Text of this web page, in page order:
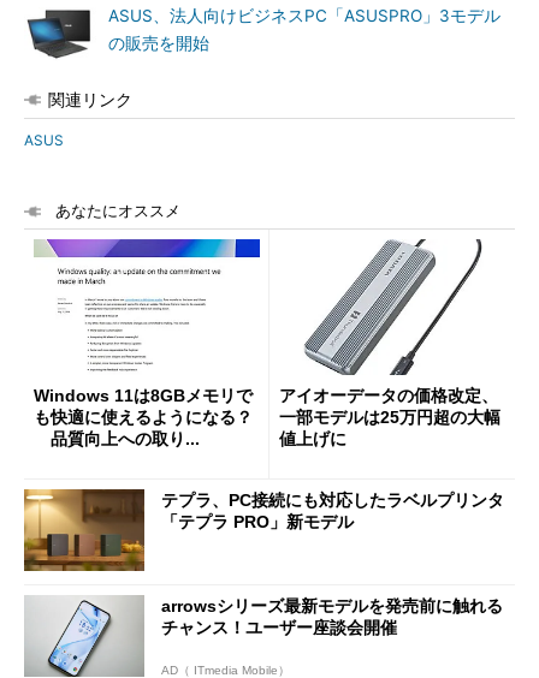
ASUS、法人向けビジネスPC「ASUSPRO」3モデル
の販売を開始
関連リンク
ASUS
あなたにオススメ
Windows 11は8GBメモリで
も快適に使えるようになる？
品質向上への取り...
アイオーデータの価格改定、
一部モデルは25万円超の大幅
値上げに
テプラ、PC接続にも対応したラベルプリンタ
「テプラ PRO」新モデル
arrowsシリーズ最新モデルを発売前に触れる
チャンス！ユーザー座談会開催
AD（ ITmedia Mobile）